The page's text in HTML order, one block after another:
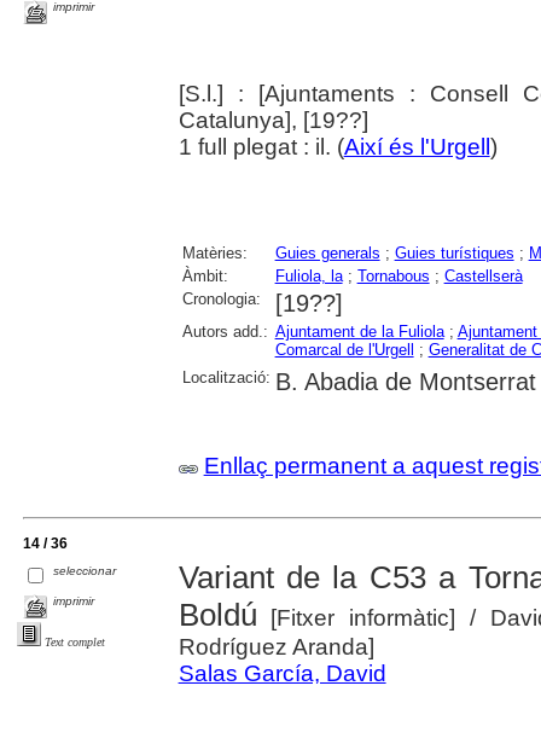
imprimir
[S.l.] : [Ajuntaments : Consell
Catalunya], [19??]
1 full plegat : il. (Així és l'Urgell )
Matèries: Guies generals ; Guies turístiques ;
Àmbit:
Fuliola, la; Tornabous ; Castellserà
Cronologia:
[19??]
Autors add.: Ajuntament de la Fuliola; Ajuntament
Comarcal de l'Urgell
; Generalitat de
Localització: B. Abadia de Montserrat
Enllaç permanent a aquest
14 / 36
seleccionar
imprimir
Text complet
Variant de la C53 a
Boldú [Fitxer informàtic]/
Rodríguez Aranda]
Salas García, David